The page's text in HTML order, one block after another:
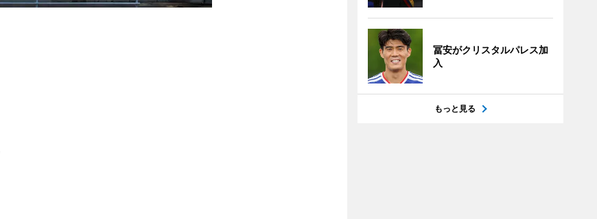
冨安がクリスタルパレス加
入
もっと見る